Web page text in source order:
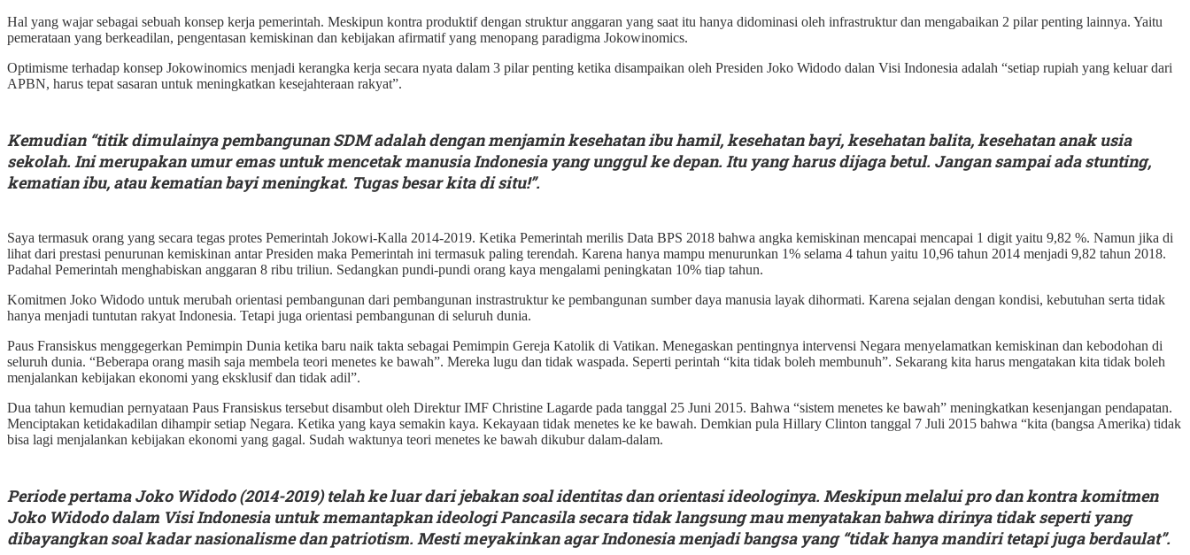
Hal yang wajar sebagai sebuah konsep kerja pemerintah. Meskipun kontra produktif dengan struktur anggaran yang saat itu hanya didominasi oleh infrastruktur dan mengabaikan 2 pilar penting lainnya. Yaitu
pemerataan yang berkeadilan, pengentasan kemiskinan dan kebijakan afirmatif yang menopang paradigma Jokowinomics.
Optimisme terhadap konsep Jokowinomics menjadi kerangka kerja secara nyata dalam 3 pilar penting ketika disampaikan oleh Presiden Joko Widodo dalan Visi Indonesia adalah “setiap rupiah yang keluar dari
APBN, harus tepat sasaran untuk meningkatkan kesejahteraan rakyat”.
Kemudian “titik dimulainya pembangunan SDM adalah dengan menjamin kesehatan ibu hamil, kesehatan bayi, kesehatan balita, kesehatan anak usia
sekolah. Ini merupakan umur emas untuk mencetak manusia Indonesia yang unggul ke depan. Itu yang harus dijaga betul. Jangan sampai ada stunting,
kematian ibu, atau kematian bayi meningkat. Tugas besar kita di situ!”.
Saya termasuk orang yang secara tegas protes Pemerintah Jokowi-Kalla 2014-2019. Ketika Pemerintah merilis Data BPS 2018 bahwa angka kemiskinan mencapai mencapai 1 digit yaitu 9,82 %. Namun jika di
lihat dari prestasi penurunan kemiskinan antar Presiden maka Pemerintah ini termasuk paling terendah. Karena hanya mampu menurunkan 1% selama 4 tahun yaitu 10,96 tahun 2014 menjadi 9,82 tahun 2018.
Padahal Pemerintah menghabiskan anggaran 8 ribu triliun. Sedangkan pundi-pundi orang kaya mengalami peningkatan 10% tiap tahun.
Komitmen Joko Widodo untuk merubah orientasi pembangunan dari pembangunan instrastruktur ke pembangunan sumber daya manusia layak dihormati. Karena sejalan dengan kondisi, kebutuhan serta tidak
hanya menjadi tuntutan rakyat Indonesia. Tetapi juga orientasi pembangunan di seluruh dunia.
Paus Fransiskus menggegerkan Pemimpin Dunia ketika baru naik takta sebagai Pemimpin Gereja Katolik di Vatikan. Menegaskan pentingnya intervensi Negara menyelamatkan kemiskinan dan kebodohan di
seluruh dunia. “Beberapa orang masih saja membela teori menetes ke bawah”. Mereka lugu dan tidak waspada. Seperti perintah “kita tidak boleh membunuh”. Sekarang kita harus mengatakan kita tidak boleh
menjalankan kebijakan ekonomi yang eksklusif dan tidak adil”.
Dua tahun kemudian pernyataan Paus Fransiskus tersebut disambut oleh Direktur IMF Christine Lagarde pada tanggal 25 Juni 2015. Bahwa “sistem menetes ke bawah” meningkatkan kesenjangan pendapatan.
Menciptakan ketidakadilan dihampir setiap Negara. Ketika yang kaya semakin kaya. Kekayaan tidak menetes ke ke bawah. Demkian pula Hillary Clinton tanggal 7 Juli 2015 bahwa “kita (bangsa Amerika) tidak
bisa lagi menjalankan kebijakan ekonomi yang gagal. Sudah waktunya teori menetes ke bawah dikubur dalam-dalam.
Periode pertama Joko Widodo (2014-2019) telah ke luar dari jebakan soal identitas dan orientasi ideologinya. Meskipun melalui pro dan kontra komitmen
Joko Widodo dalam Visi Indonesia untuk memantapkan ideologi Pancasila secara tidak langsung mau menyatakan bahwa dirinya tidak seperti yang
dibayangkan soal kadar nasionalisme dan patriotism. Mesti meyakinkan agar Indonesia menjadi bangsa yang “tidak hanya mandiri tetapi juga berdaulat”.